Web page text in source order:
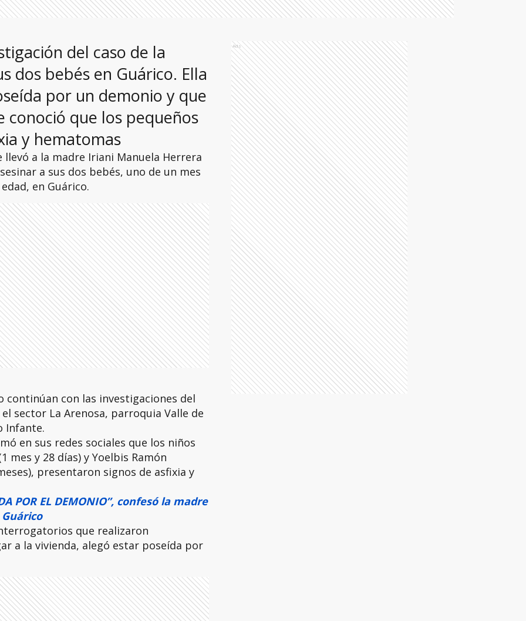
del caso de la
dos bebés en Guárico. Ella
por un demonio y que
conoció que los pequeños
y hematomas
llevó a la madre Iriani Manuela Herrera
a sus dos bebés, uno de un mes
en Guárico.
continúan con las investigaciones del
sector La Arenosa, parroquia Valle de
Infante.
en sus redes sociales que los niños
mes y 28 días) y Yoelbis Ramón
presentaron signos de asfixia y
POR EL DEMONIO”, confesó la madre
que realizaron
a la vivienda, alegó estar poseída por
Ads